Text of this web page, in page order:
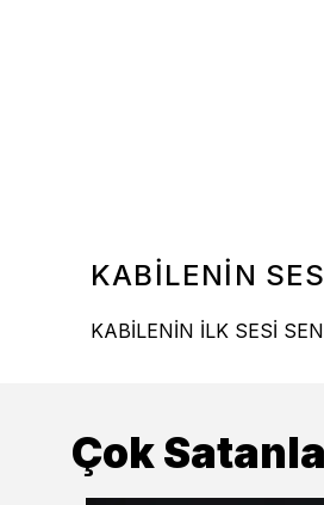
KABİLENİN
KABİLENİN İLK SESİ
Çok